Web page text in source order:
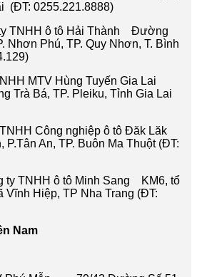
(ĐT: 0255.221.8888)
TNHH ô tô Hải Thành Đường
Nhơn Phú, TP. Quy Nhơn, T. Bình
MTV Hùng Tuyến Gia Lai
Trà Bá, TP. Pleiku, Tỉnh Gia Lai
Công nghiệp ô tô Đăk Lăk
P.Tân An, TP. Buôn Ma Thuột (ĐT:
ty TNHH ô tô Minh Sang KM6, tổ
Vĩnh Hiệp, TP Nha Trang (ĐT:
Nam